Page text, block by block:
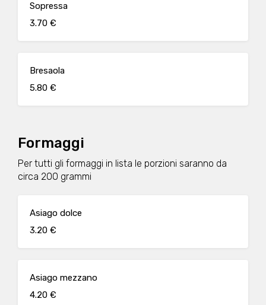
Sopressa
3.70 €
Bresaola
5.80 €
Formaggi
Per tutti gli formaggi in lista le porzioni saranno da
circa 200 grammi
Asiago dolce
3.20 €
Asiago mezzano
4.20 €